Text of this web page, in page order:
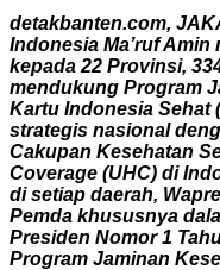
detakbanten.com,
Indonesia Ma’ruf
kepada 22 Provinsi,
mendukung Program
Kartu Indonesia Sehat
strategis nasional
Cakupan Kesehatan
Coverage (UHC) di
di setiap daerah,
Pemda khususnya
Presiden Nomor 1
Program Jaminan